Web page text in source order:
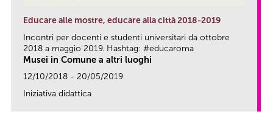
Educare alle mostre, educare alla città 2018-2019
Incontri per docenti e studenti universitari da ottobre
2018 a maggio 2019. Hashtag: #educaroma
Musei in Comune a altri luoghi
12/10/2018 - 20/05/2019
Iniziativa didattica